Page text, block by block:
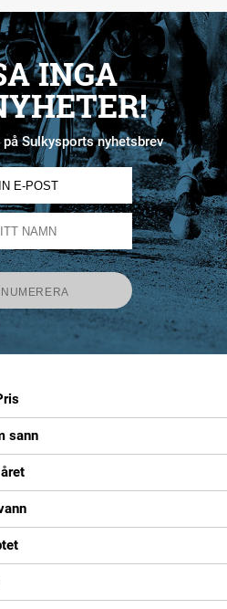
INGA
Sulkysports nyhetsbrev
sann